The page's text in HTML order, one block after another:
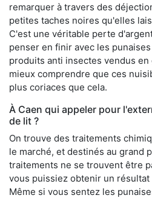
remarquer à travers des
petites taches noires qu'elles
C'est une véritable perte
penser en finir avec les
produits anti insectes vendus
mieux comprendre que ces
plus coriaces que cela.
À Caen qui appeler pour
de lit ?
On trouve des traitements
le marché, et destinés au grand
traitements ne se trouvent être
vous puissiez obtenir un résultat
Même si vous sentez les